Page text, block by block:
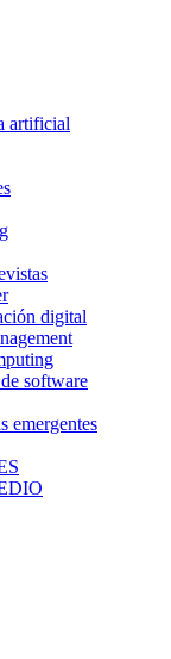
artificial
digital
software
emergentes